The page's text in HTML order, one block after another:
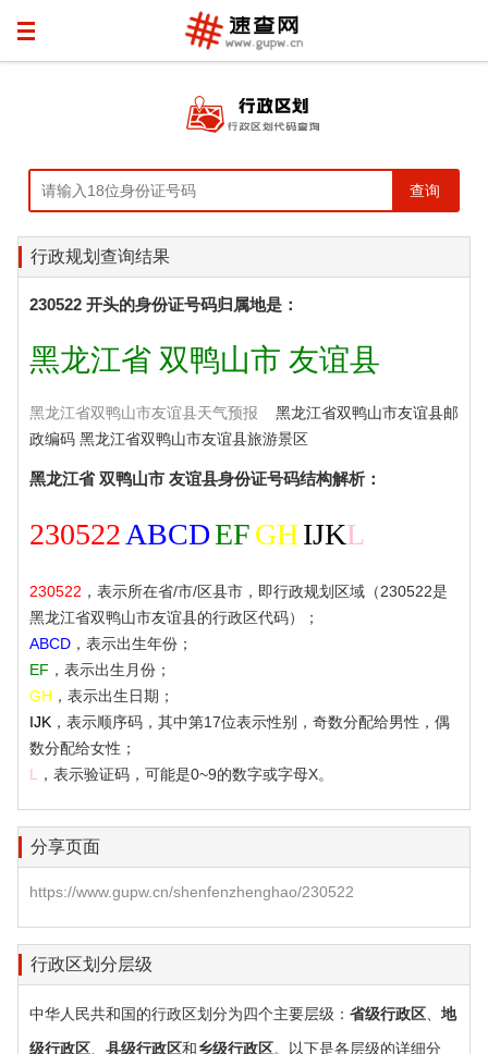
行政规划查询结果
230522 开头的身份证号码归属地是：
黑龙江省 双鸭山市 友谊县
黑龙江省双鸭山市友谊县天气预报
黑龙江省双鸭山市友谊县邮
政编码 黑龙江省双鸭山市友谊县旅游景区
黑龙江省 双鸭山市 友谊县身份证号码结构解析：
230522 ABCDEFGHIJKL
230522 ，表示所在省/市/区县市，即行政规划区域（230522是
黑龙江省双鸭山市友谊县的行政区代码）；
ABCD ，表示出生年份；
EF ，表示出生月份；
GH ，表示出生日期；
IJK ，表示顺序码，其中第17位表示性别，奇数分配给男性，偶
数分配给女性；
L
，表示验证码，可能是0~9的数字或字母X。
分享页面
https://www.gupw.cn/shenfenzhenghao/230522
行政区划分层级
中华人民共和国的行政区划分为四个主要层级：‌ 省级行政区
地
级行政区
县级行政区‌和‌乡级行政区‌。以下是各层级的详细分